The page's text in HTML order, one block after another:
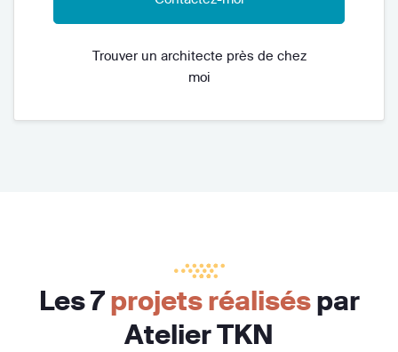
Trouver un architecte près de chez
moi
Les 7projets réaliséspar
Atelier TKN